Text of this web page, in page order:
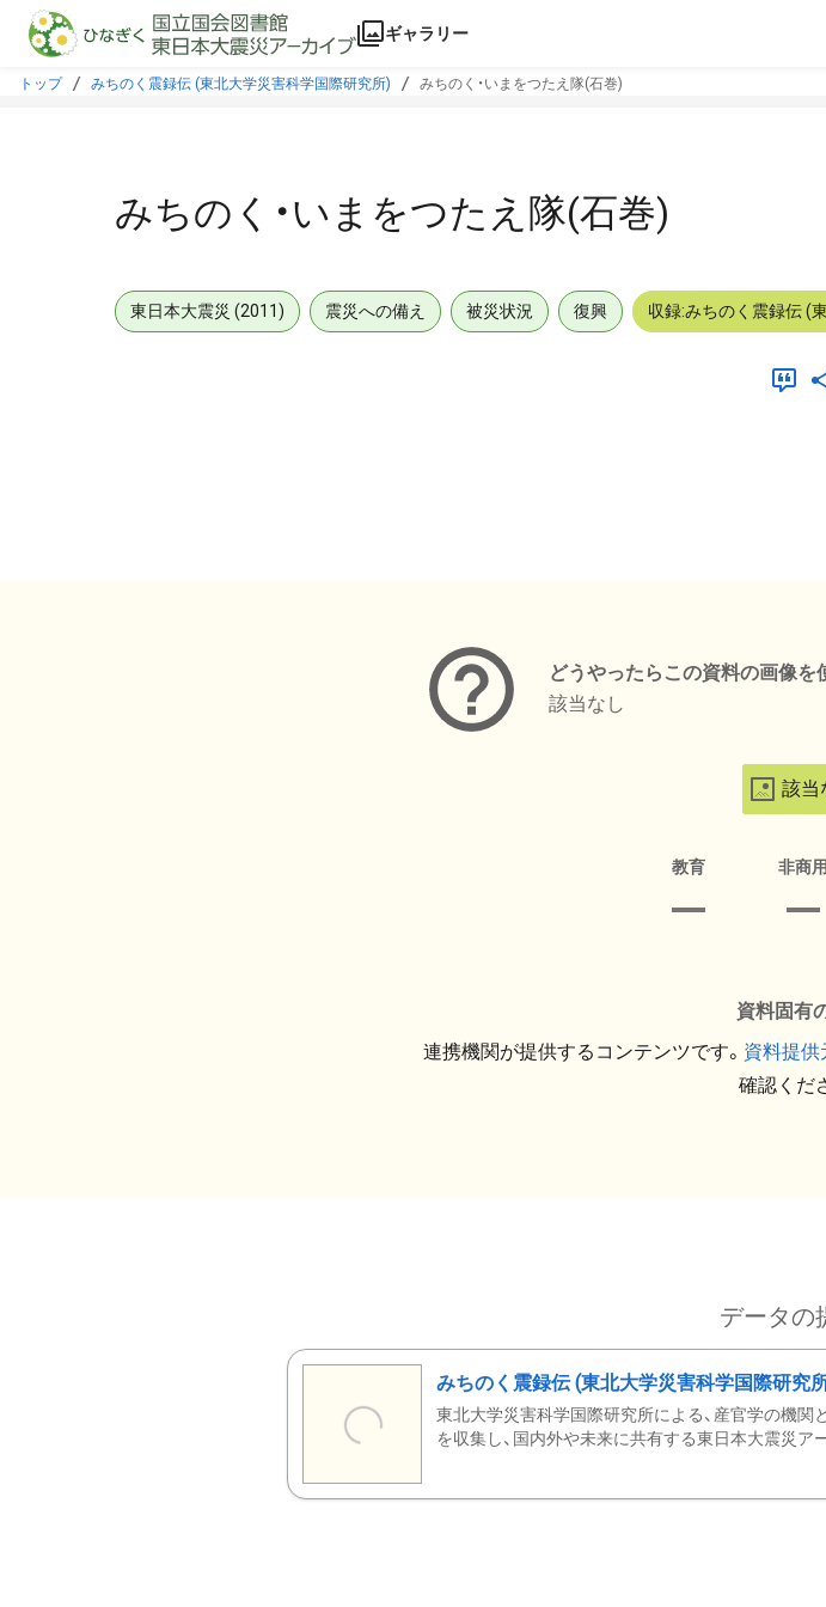
本文に飛ぶ
ギャラリー
トップ みちのく震録伝 (東北大学災害科学国際研究所) みちのく・いまをつたえ隊(石巻)
みちのく・いまをつたえ隊(石巻)
東日本大震災 (2011) 震災への備え 被災状況 復興 収録:みちのく震録伝 (
どうやったらこの資料の画像を
該当なし
該当
教育 非商用
資料固有
連携機関が提供するコンテンツです。 資料提
確認くだ
データの
みちのく震録伝 (東北大学災害科学国際研究
東北大学災害科学国際研究所による、産官学の機関
を収集し、国内外や未来に共有する東日本大震災ア